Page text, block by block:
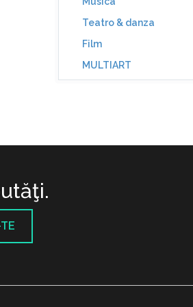
Teatro & danza
Film
MULTIART